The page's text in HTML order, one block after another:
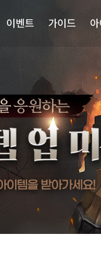
이벤트 가이드
확률정보